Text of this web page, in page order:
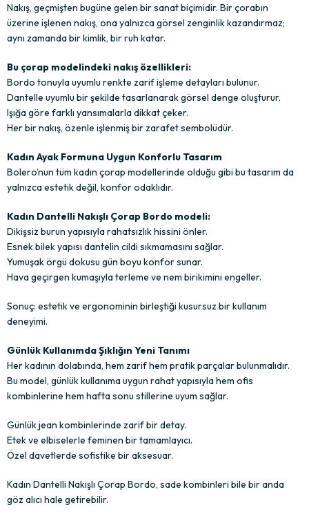
Nakış, geçmişten bugüne gelen bir sanat biçimidir. Bir çorabın
üzerine işlenen nakış, ona yalnızca görsel zenginlik kazandırmaz;
aynı zamanda bir kimlik, bir ruh katar.
Bu çorap modelindeki nakış özellikleri:
Bordo tonuyla uyumlu renkte zarif işleme detayları bulunur.
Dantelle uyumlu bir şekilde tasarlanarak görsel denge oluşturur.
Işığa göre farklı yansımalarla dikkat çeker.
Her bir nakış, özenle işlenmiş bir zarafet sembolüdür.
Kadın Ayak Formuna Uygun Konforlu Tasarım
Bolero’nun tüm kadın çorap modellerinde olduğu gibi bu tasarım da
yalnızca estetik değil, konfor odaklıdır.
Kadın Dantelli Nakışlı Çorap Bordo modeli:
Dikişsiz burun yapısıyla rahatsızlık hissini önler.
Esnek bilek yapısı dantelin cildi sıkmamasını sağlar.
Yumuşak örgü dokusu gün boyu konfor sunar.
Hava geçirgen kumaşıyla terleme ve nem birikimini engeller.
Sonuç: estetik ve ergonominin birleştiği kusursuz bir kullanım
deneyimi.
Günlük Kullanımda Şıklığın Yeni Tanımı
Her kadının dolabında, hem zarif hem pratik parçalar bulunmalıdır.
Bu model, günlük kullanıma uygun rahat yapısıyla hem ofis
kombinlerine hem hafta sonu stillerine uyum sağlar.
Günlük jean kombinlerinde zarif bir detay.
Etek ve elbiselerle feminen bir tamamlayıcı.
Özel davetlerde sofistike bir aksesuar.
Kadın Dantelli Nakışlı Çorap Bordo, sade kombinleri bile bir anda
göz alıcı hale getirebilir.